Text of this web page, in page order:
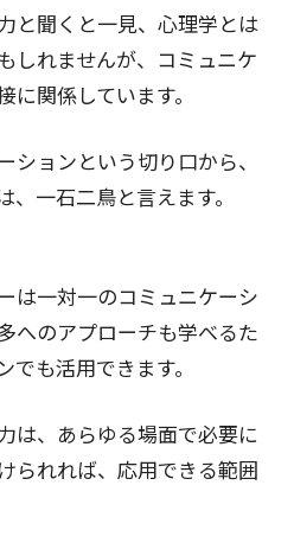
と聞くと一見、心理学とは
しれませんが、コミュニケ
関係しています。
ションという切り口から、
一石二鳥と言えます。
は一対一のコミュニケーシ
へのアプローチも学べるた
も活用できます。
は、あらゆる場面で必要に
られれば、応用できる範囲